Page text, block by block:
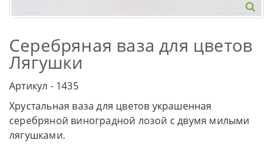
Серебряная ваза для цветов
Лягушки
Артикул - 1435
Хрустальная ваза для цветов украшенная
серебряной виноградной лозой с двумя милыми
лягушками.